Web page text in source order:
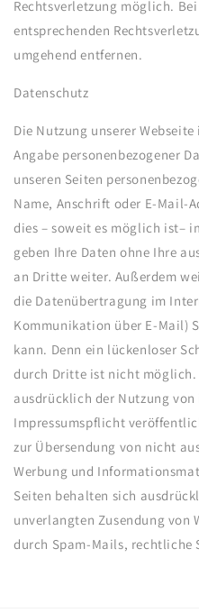
Rechtsverletzung möglich.
entsprechenden
umgehend entfernen.
Datenschutz
Die Nutzung unserer
Angabe personenbezogener
unseren Seiten
Name, Anschrift oder E-Mail-
dies – soweit es möglich ist–
geben Ihre Daten ohne Ihre
an Dritte weiter. Außerdem
die Datenübertragung im
Kommunikation über E-Mail)
kann. Denn ein lückenloser
durch Dritte ist nicht
ausdrücklich der Nutzung von
Impressumspflicht
zur Übersendung von nicht
Werbung und
Seiten behalten sich
unverlangten Zusendung von
durch Spam-Mails, rechtliche